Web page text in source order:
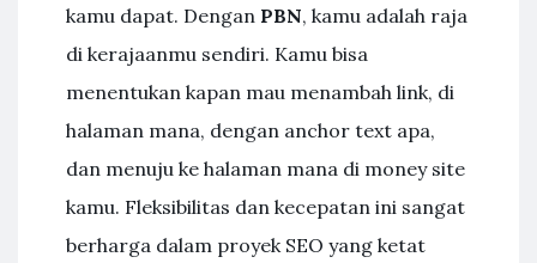
kamu dapat. Dengan PBN, kamu adalah raja
di kerajaanmu sendiri. Kamu bisa
menentukan kapan mau menambah link, di
halaman mana, dengan anchor text apa,
dan menuju ke halaman mana di money site
kamu. Fleksibilitas dan kecepatan ini sangat
berharga dalam proyek SEO yang ketat